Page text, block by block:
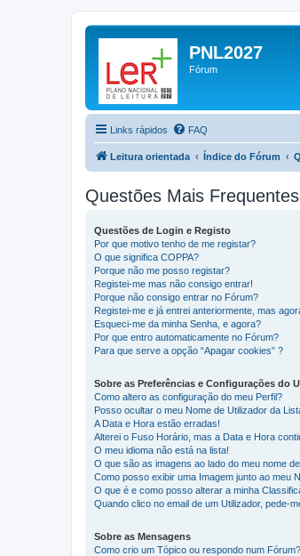
PNL2027
Fórum
Links rápidos FAQ
Leitura orientada Índice do Fórum
Questões Mais Frequentes
Questões de Login e Registo
Por que motivo tenho de me registar?
O que significa COPPA?
Porque não me posso registar?
Registei-me mas não consigo entrar!
Porque não consigo entrar no Fórum?
Registei-me e já entrei anteriormente, mas
Esqueci-me da minha Senha, e agora?
Por que entro automaticamente no Fórum?
Para que serve a opção “Apagar cookies” ?
Sobre as Preferências e Configurações do
Como altero as configuração do meu Perfil?
Posso ocultar o meu Nome de Utilizador da
A Data e Hora estão erradas!
Alterei o Fuso Horário, mas a Data e Hora
O meu idioma não está na lista!
O que são as imagens ao lado do meu nome
Como posso exibir uma Imagem junto ao meu
O que é e como posso alterar a minha
Quando clico no email de um Utilizador, pede-
Sobre as Mensagens
Como crio um Tópico ou respondo num Fórum?